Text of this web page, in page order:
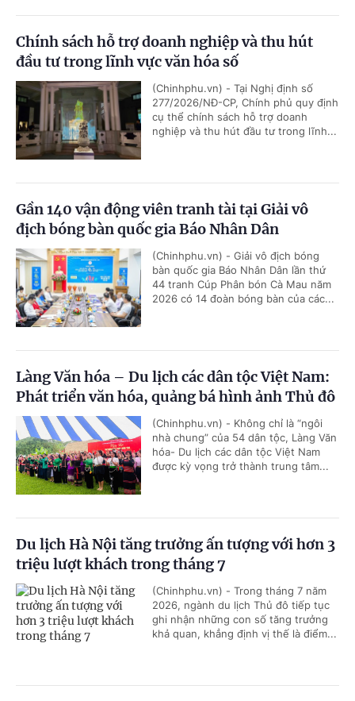
Chính sách hỗ trợ doanh nghiệp và thu hút
đầu tư trong lĩnh vực văn hóa số
(Chinhphu.vn) - Tại Nghị định số
277/2026/NĐ-CP, Chính phủ quy định
cụ thể chính sách hỗ trợ doanh
nghiệp và thu hút đầu tư trong lĩnh...
Gần 140 vận động viên tranh tài tại Giải vô
địch bóng bàn quốc gia Báo Nhân Dân
(Chinhphu.vn) - Giải vô địch bóng
bàn quốc gia Báo Nhân Dân lần thứ
44 tranh Cúp Phân bón Cà Mau năm
2026 có 14 đoàn bóng bàn của các...
Làng Văn hóa – Du lịch các dân tộc Việt Nam:
Phát triển văn hóa, quảng bá hình ảnh Thủ đô
(Chinhphu.vn) - Không chỉ là “ngôi
nhà chung” của 54 dân tộc, Làng Văn
hóa- Du lịch các dân tộc Việt Nam
được kỳ vọng trở thành trung tâm...
Du lịch Hà Nội tăng trưởng ấn tượng với hơn 3
triệu lượt khách trong tháng 7
(Chinhphu.vn) - Trong tháng 7 năm
2026, ngành du lịch Thủ đô tiếp tục
ghi nhận những con số tăng trưởng
khả quan, khẳng định vị thế là điểm...